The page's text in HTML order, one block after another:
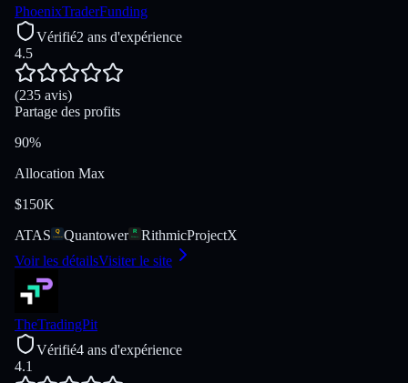
PhoenixTraderFunding
Vérifié2 ans d'expérience
4.5
(235 avis)
Partage des profits
90%
Allocation Max
$150K
ATAS
Quantower RithmicProjectX
Voir les détailsVisiter le site
TheTradingPit
Vérifié4 ans d'expérience
4.1